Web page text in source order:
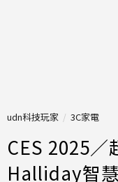
udn科技玩家 3C家電
CES 2025／
Halliday智